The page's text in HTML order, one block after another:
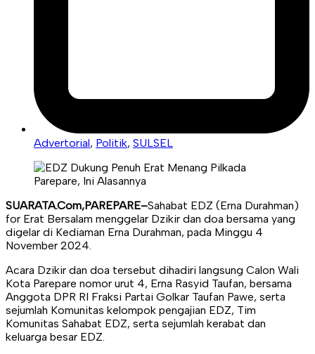
Advertorial, Politik, SULSEL
SUARATA.Com,PAREPARE–Sahabat EDZ (Erna Durahman)
for Erat Bersalam menggelar Dzikir dan doa bersama yang
digelar di Kediaman Erna Durahman, pada Minggu 4
November 2024.
Acara Dzikir dan doa tersebut dihadiri langsung Calon Wali
Kota Parepare nomor urut 4, Erna Rasyid Taufan, bersama
Anggota DPR RI Fraksi Partai Golkar Taufan Pawe, serta
sejumlah Komunitas kelompok pengajian EDZ, Tim
Komunitas Sahabat EDZ, serta sejumlah kerabat dan
keluarga besar EDZ.